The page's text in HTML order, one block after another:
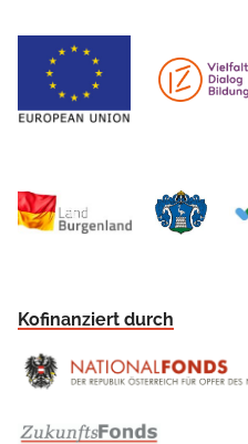
Kofinanziert durch